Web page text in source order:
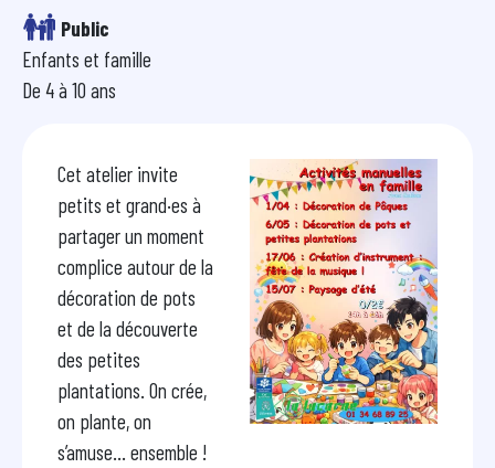
Public
Enfants et famille
Tranche d'age
De 4 à 10 ans
Présentation
Cet atelier invite
petits et grand·es à
partager un moment
complice autour de la
décoration de pots
et de la découverte
des petites
plantations. On crée,
on plante, on
s’amuse… ensemble !
Visuel pour la fiche
Image